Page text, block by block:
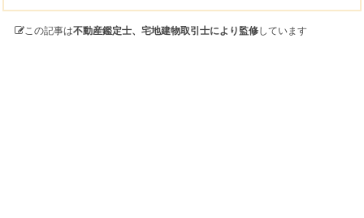
この記事は不動産鑑定士、宅地建物取引士により監修しています